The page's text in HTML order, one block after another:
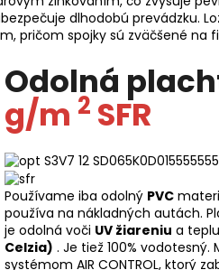
dlhodobú prevádzku.
pričom spojky sú zväčšené na
Odolná
g/m 2 SFR
Používame iba odolný PVC
používa na nákladných autách.
je odolná voči UV žiareniu a teplu
Celzia) . Je tiež 100% vodotesný.
systémom AIR CONTROL, ktorý